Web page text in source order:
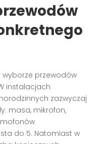
przewodów
instalacjach
zazwyczaj
masa, mikrofon,
do 5. Natomiast w